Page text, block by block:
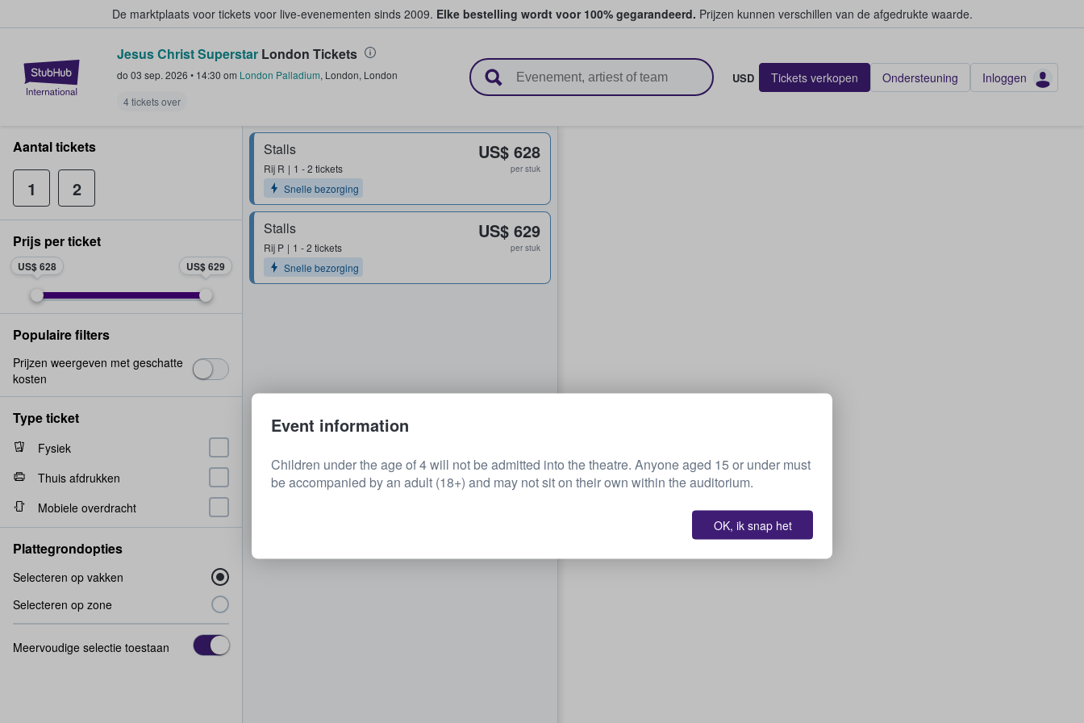
De marktplaats voor tickets voor live-evenementen sinds 2009. Elke bestelling wordt voor 100% gegarandeerd. Prijzen kunnen verschillen van de afgedrukte waarde.
StubHub: waar fans tickets kopen en verkopen
Jesus Christ Superstar London Tickets
do 03 sep. 2026 • 14:30 om London Palladium, London, London
4 tickets over
USD Tickets verkopen Ondersteuning Inloggen
Stalls
Rij R
1 - 2 tickets
Snelle bezorging
US$ 628
per stuk
Stalls
Rij P
1 - 2 tickets
Snelle bezorging
US$ 629
per stuk
Aantal tickets
1 2
Prijs per ticket
US$ 628 US$ 629
Populaire filters
Prijzen weergeven met geschatte
kosten
Type ticket
Fysiek
Thuis afdrukken
Mobiele overdracht
Plattegrondopties
Selecteren op vakken
Selecteren op zone
Meervoudige selectie toestaan
Event information
Children under the age of 4 will not be admitted into the theatre. Anyone aged 15 or under must
be accompanied by an adult (18+) and may not sit on their own within the auditorium.
OK, ik snap het